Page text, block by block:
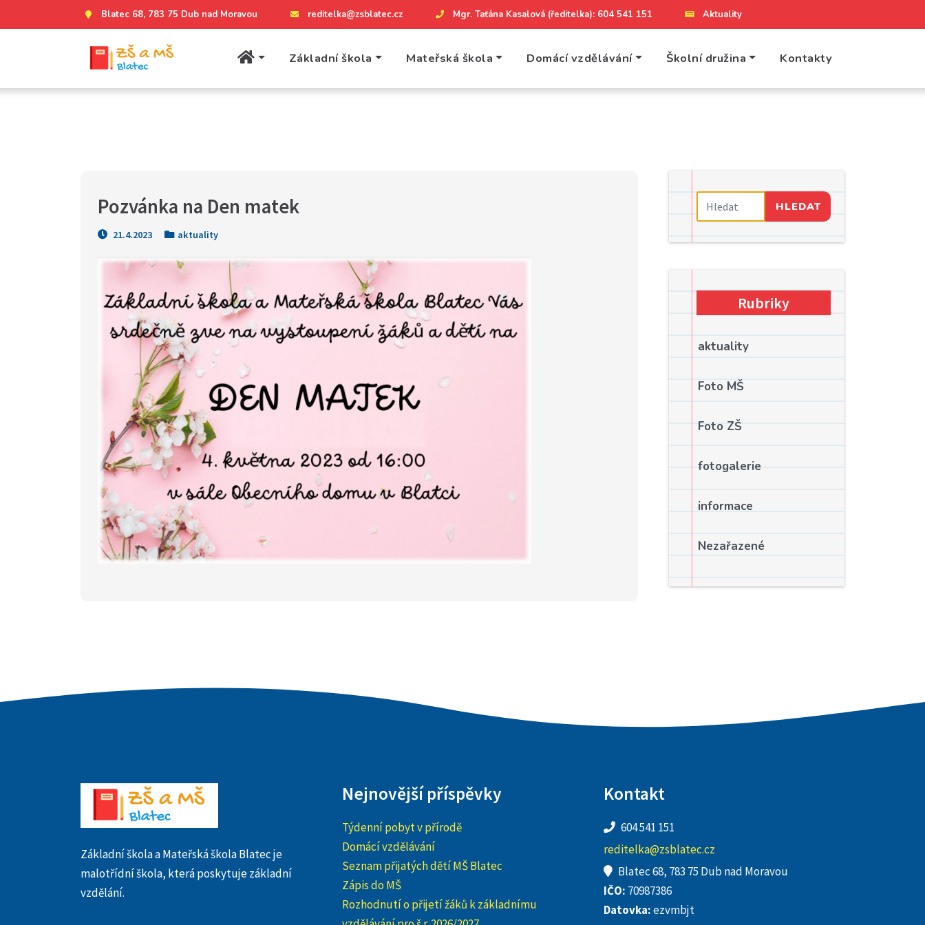
Blatec 68, 783 75 Dub nad Moravou reditelka@zsblatec.cz Mgr. Taťána Kasalová (ředitelka): 604 541 151 Aktuality
Základní škola Mateřská škola Domácí vzdělávání Školní družina Kontakty
Pozvánka na Den matek
21.4.2023 aktuality
HLEDAT
Rubriky
aktuality
Foto MŠ
Foto ZŠ
fotogalerie
informace
Nezařazené
Základní škola a Mateřská škola Blatec je
malotřídní škola, která poskytuje základní
vzdělání.
Nejnovější příspěvky
Týdenní pobyt v přírodě
Domácí vzdělávání
Seznam přijatých dětí MŠ Blatec
Zápis do MŠ
Rozhodnutí o přijetí žáků k základnímu
Kontakt
604 541 151
reditelka@zsblatec.cz
Blatec 68, 783 75 Dub nad Moravou
IČO: 70987386
Datovka:ezvmbjt